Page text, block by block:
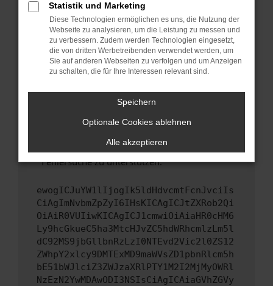
Betriebssystem auf dem neuesten Stand
sind.
Veraltete Software birgt nicht nur ein
Sicherheitsrisiko, sondern kann auch dazu
führen, dass bestimmte Funktionen nicht mehr
unterstützt werden.
Wende dich an den Webseitenbetreiber.
Wenn du alle oben genannten Schritte versucht
hast, kontaktiere uns bitte. Wir werden
uns diesen Text schicken, um uns bei der
Fehlersuche zu unterstützen:
ewogICJuYW1lIjogIk5ldHdvcmtFcnJvciIs
CiAgImNvbmZpZyI6IHsKICAgICJtZXRob2Qi
OiAiR0VUIiwKICAgICJ1cmwiOiAiaHR0cHM6
Ly9hcGkueC5ha3MtcHJvZC5hdWRhcmlzLm5l
dC92MS9jbGllbnRzLzI0NTEvd2Vic2l0ZS12
ZWhpY2xlcy9DMTExMD9maWVsZD1pbnRlcm5h
bE51bWJlciZ3ZWJzaXRlPTY1M2I2MjMyOWRl
NzEzN2YwMDAwODI3NSIsCiAgICAiaGVhZGVy
Statistik und Marketing
Diese Technologien ermöglichen es uns, die Nutzung der
Webseite zu analysieren, um die Leistung zu messen und
zu verbessern. Zudem werden Technologien eingesetzt,
die von dritten Werbetreibenden verwendet werden, um
Sie auf anderen Webseiten zu verfolgen und um Anzeigen
zu schalten, die für Ihre Interessen relevant sind.
Speichern
Optionale Cookies ablehnen
Alle akzeptieren